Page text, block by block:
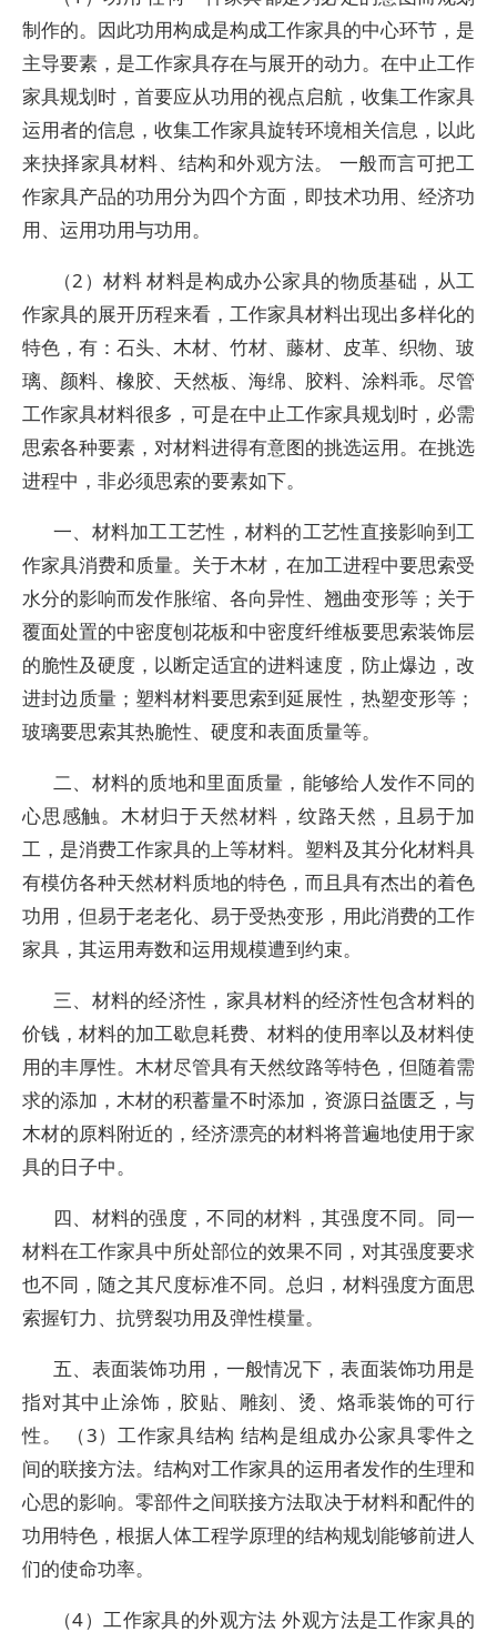
制作的。因此功用构成是构成工作家具的中心环节，是
主导要素，是工作家具存在与展开的动力。在中止工作
家具规划时，首要应从功用的视点启航，收集工作家具
运用者的信息，收集工作家具旋转环境相关信息，以此
来抉择家具材料、结构和外观方法。 一般而言可把工
作家具产品的功用分为四个方面，即技术功用、经济功
用、运用功用与功用。
（2）材料 材料是构成办公家具的物质基础，从工
作家具的展开历程来看，工作家具材料出现出多样化的
特色，有：石头、木材、竹材、藤材、皮革、织物、玻
璃、颜料、橡胶、天然板、海绵、胶料、涂料乖。尽管
工作家具材料很多，可是在中止工作家具规划时，必需
思索各种要素，对材料进得有意图的挑选运用。在挑选
进程中，非必须思索的要素如下。
一、材料加工工艺性，材料的工艺性直接影响到工
作家具消费和质量。关于木材，在加工进程中要思索受
水分的影响而发作胀缩、各向异性、翘曲变形等；关于
覆面处置的中密度刨花板和中密度纤维板要思索装饰层
的脆性及硬度，以断定适宜的进料速度，防止爆边，改
进封边质量；塑料材料要思索到延展性，热塑变形等；
玻璃要思索其热脆性、硬度和表面质量等。
二、材料的质地和里面质量，能够给人发作不同的
心思感触。木材归于天然材料，纹路天然，且易于加
工，是消费工作家具的上等材料。塑料及其分化材料具
有模仿各种天然材料质地的特色，而且具有杰出的着色
功用，但易于老老化、易于受热变形，用此消费的工作
家具，其运用寿数和运用规模遭到约束。
三、材料的经济性，家具材料的经济性包含材料的
价钱，材料的加工歇息耗费、材料的使用率以及材料使
用的丰厚性。木材尽管具有天然纹路等特色，但随着需
求的添加，木材的积蓄量不时添加，资源日益匮乏，与
木材的原料附近的，经济漂亮的材料将普遍地使用于家
具的日子中。
四、材料的强度，不同的材料，其强度不同。同一
材料在工作家具中所处部位的效果不同，对其强度要求
也不同，随之其尺度标准不同。总归，材料强度方面思
索握钉力、抗劈裂功用及弹性模量。
五、表面装饰功用，一般情况下，表面装饰功用是
指对其中止涂饰，胶贴、雕刻、烫、烙乖装饰的可行
性。 （3）工作家具结构 结构是组成办公家具零件之
间的联接方法。结构对工作家具的运用者发作的生理和
心思的影响。零部件之间联接方法取决于材料和配件的
功用特色，根据人体工程学原理的结构规划能够前进人
们的使命功率。
（4）工作家具的外观方法 外观方法是工作家具的